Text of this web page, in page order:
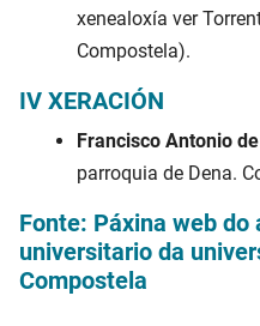
xenealoxía ver
Compostela).
IV XERACIÓN
Francisco Antonio
parroquia de Dena.
Fonte: Páxina web
universitario da
Compostela